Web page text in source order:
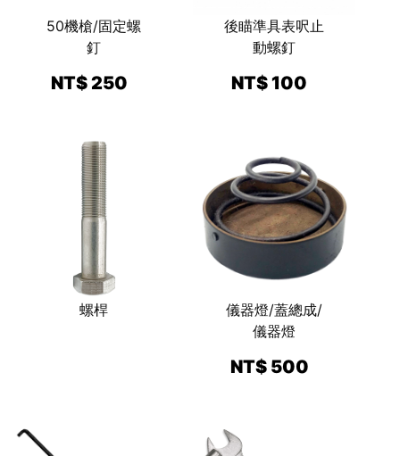
50機槍/固定螺
釘
NT$ 250
後瞄準具表呎止
動螺釘
NT$ 100
螺桿
儀器燈/蓋總成/
儀器燈
NT$ 500